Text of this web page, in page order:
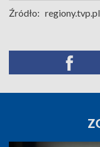
Źródło: regiony.tvp.pl